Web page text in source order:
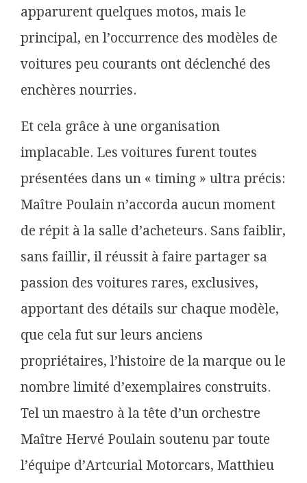
apparurent quelques motos, mais le
principal, en l’occurrence des modèles de
voitures peu courants ont déclenché des
enchères nourries.
Et cela grâce à une organisation
implacable. Les voitures furent toutes
présentées dans un « timing » ultra précis:
Maître Poulain n’accorda aucun moment
de répit à la salle d’acheteurs. Sans faiblir,
sans faillir, il réussit à faire partager sa
passion des voitures rares, exclusives,
apportant des détails sur chaque modèle,
que cela fut sur leurs anciens
propriétaires, l’histoire de la marque ou le
nombre limité d’exemplaires construits.
Tel un maestro à la tête d’un orchestre
Maître Hervé Poulain soutenu par toute
l’équipe d’Artcurial Motorcars, Matthieu